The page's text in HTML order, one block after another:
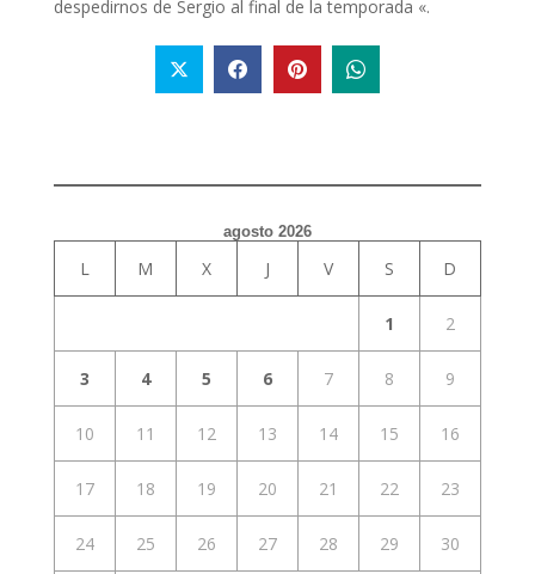
despedirnos de Sergio al final de la temporada «.
agosto 2026
L M X J V S D
1 2
3 4 5 6 7 8 9
10 11 12 13 14 15 16
17 18 19 20 21 22 23
24 25 26 27 28 29 30